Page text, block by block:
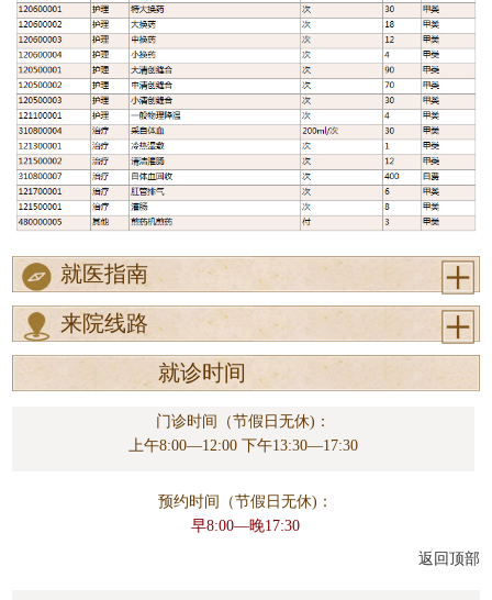
就医指南
来院线路
就诊时间
门诊时间（节假日无休)：
上午8:00—12:00 下午13:30—17:30
预约时间（节假日无休)：
早8:00—晚17:30
返回顶部